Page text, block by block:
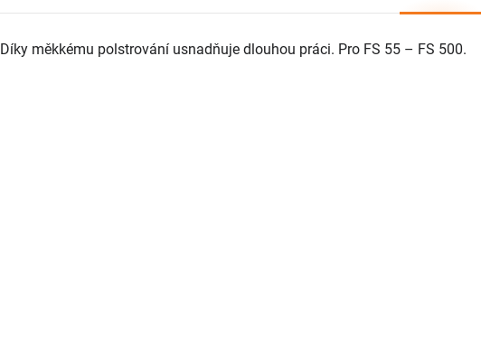
Díky měkkému polstrování usnadňuje dlouhou práci. Pro FS 55 – FS 500.